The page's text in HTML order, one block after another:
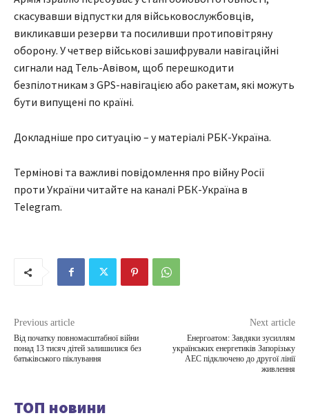
скасувавши відпустки для військовослужбовців,
викликавши резерви та посиливши протиповітряну
оборону. У четвер військові зашифрували навігаційні
сигнали над Тель-Авівом, щоб перешкодити
безпілотникам з GPS-навігацією або ракетам, які можуть
бути випущені по країні.
Докладніше про ситуацію – у матеріалі РБК-Україна.
Термінові та важливі повідомлення про війну Росії
проти України читайте на каналі РБК-Україна в
Telegram.
Previous article
Від початку повномасштабної війни
понад 13 тисяч дітей залишилися без
батьківського піклування
Next article
Енергоатом: Завдяки зусиллям
українських енергетиків Запорізьку
АЕС підключено до другої лінії
живлення
ТОП новини